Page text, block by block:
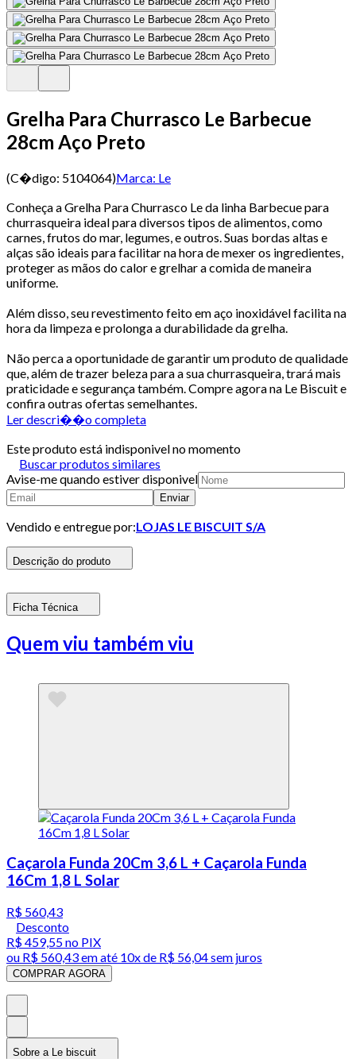
Grelha Para Churrasco Le Barbecue
28cm Aço Preto
(C�digo: 5104064)Marca: Le
Conheça a Grelha Para Churrasco Le da linha Barbecue para
churrasqueira ideal para diversos tipos de alimentos, como
carnes, frutos do mar, legumes, e outros. Suas bordas altas e
alças são ideais para facilitar na hora de mexer os ingredientes,
proteger as mãos do calor e grelhar a comida de maneira
uniforme.
Além disso, seu revestimento feito em aço inoxidável facilita na
hora da limpeza e prolonga a durabilidade da grelha.
Não perca a oportunidade de garantir um produto de qualidade
que, além de trazer beleza para a sua churrasqueira, trará mais
praticidade e segurança também. Compre agora na Le Biscuit e
confira outras ofertas semelhantes.
Ler descri��o completa
Este produto está indisponivel no momento
Buscar produtos similares
Avise-me quando estiver disponivel
Enviar
Vendido e entregue por:LOJAS LE BISCUIT S/A
Descrição do produto
Ficha Técnica
Quem viu também viu
Caçarola Funda 20Cm 3,6 L + Caçarola Funda
16Cm 1,8 L Solar
R$ 560,43
Desconto
R$ 459,55no PIX
ou R$ 560,43em até 10x de R$ 56,04 sem juros
COMPRAR AGORA
Sobre a Le biscuit